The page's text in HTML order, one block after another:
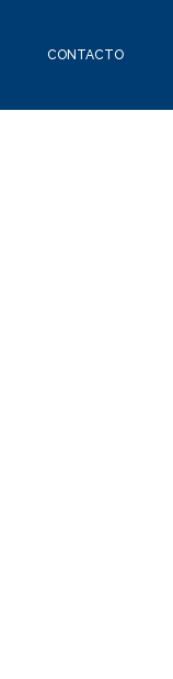
CONTACTO